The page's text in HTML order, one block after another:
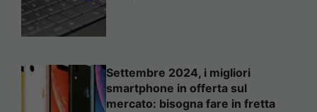
Settembre 2024, i migliori
smartphone in offerta sul
mercato: bisogna fare in fretta